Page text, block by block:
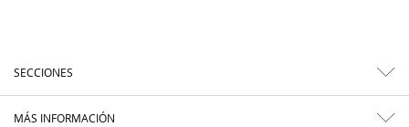
SECCIONES
MÁS INFORMACIÓN